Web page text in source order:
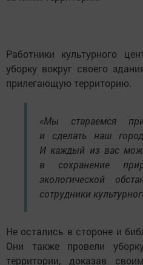
Работники культурного
уборку вокруг своего
прилегающую территорию.
«Мы стараемся
и сделать наш
И каждый из вас
в сохранение
экологической
сотрудники
Не остались в стороне и
Они также провели
территории, доказав